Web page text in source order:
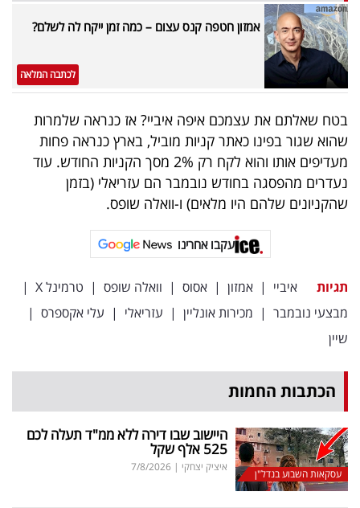
אמזון חטפה קנס עצום – כמה זמן ייקח לה לשלם?
לכתבה המלאה
בטח שאלתם את עצמכם איפה איביי? אז כנראה שלמרות
שהוא שגור בפינו כאתר קניות מוביל, בארץ כנראה פחות
מעדיפים אותו והוא לקח רק 2% מסך הקניות החודש. עוד
נעדרים מהפסגה בחודש נובמבר הם עזריאלי (בזמן
שהקניונים שלהם היו מלאים) ו-וואלה שופס.
עקבו אחרינו
תגיות איביי | אמזון | אסוס | וואלה שופס | טרמינל X
|
מבצעי נובמבר | מכירות אונליין | עזריאלי | עלי אקספרס |
שיין
הכתבות החמות
עסקאות השבוע בנדל"ן
היישוב שבו דירה ללא ממ"ד תעלה לכם
525 אלף שקל
איציק יצחקי |
7/8/2026